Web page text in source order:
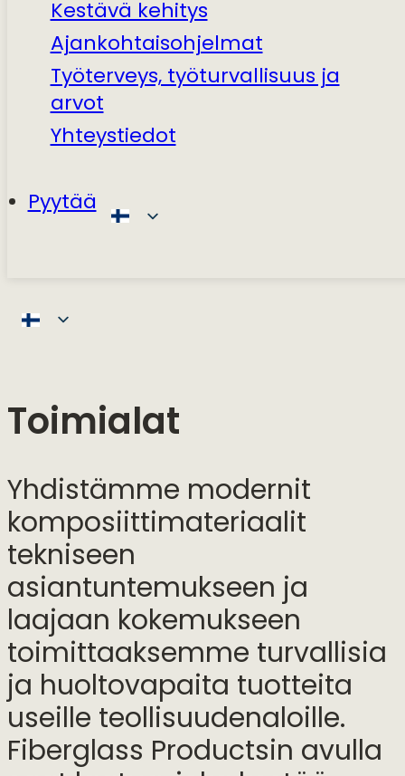
Kestävä kehitys
Ajankohtaisohjelmat
Työterveys, työturvallisuus ja
arvot
Yhteystiedot
Pyytää
Toimialat
Yhdistämme modernit
komposiittimateriaalit
tekniseen
asiantuntemukseen ja
laajaan kokemukseen
toimittaaksemme turvallisia
ja huoltovapaita tuotteita
useille teollisuudenaloille.
Fiberglass Productsin avulla